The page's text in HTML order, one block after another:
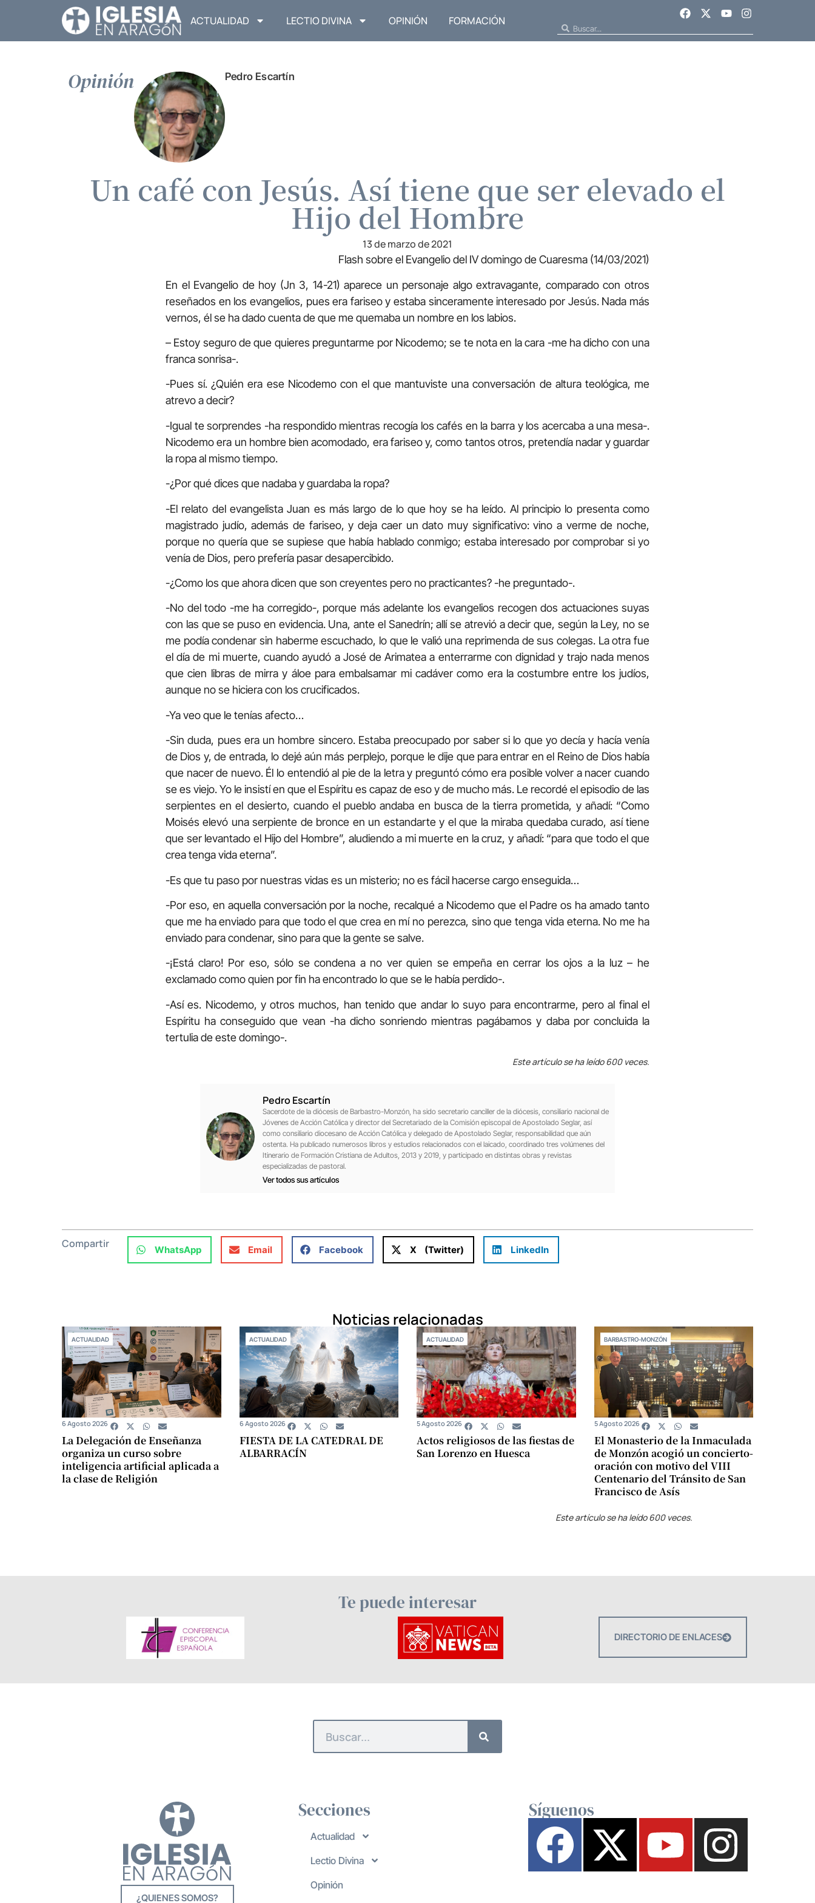
ACTUALIDAD LECTIO DIVINA OPINIÓN FORMACIÓN
Opinión Pedro Escartín
Un café con Jesús. Así tiene que ser elevado el
Hijo del Hombre
13 de marzo de 2021
Flash sobre el Evangelio del IV domingo de Cuaresma (14/03/2021)
En el Evangelio de hoy (Jn 3, 14-21) aparece un personaje algo extravagante, comparado con otros
reseñados en los evangelios, pues era fariseo y estaba sinceramente interesado por Jesús. Nada más
vernos, él se ha dado cuenta de que me quemaba un nombre en los labios.
– Estoy seguro de que quieres preguntarme por Nicodemo; se te nota en la cara -me ha dicho con una
franca sonrisa-.
-Pues sí. ¿Quién era ese Nicodemo con el que mantuviste una conversación de altura teológica, me
atrevo a decir?
-Igual te sorprendes -ha respondido mientras recogía los cafés en la barra y los acercaba a una mesa-.
Nicodemo era un hombre bien acomodado, era fariseo y, como tantos otros, pretendía nadar y guardar
la ropa al mismo tiempo.
-¿Por qué dices que nadaba y guardaba la ropa?
-El relato del evangelista Juan es más largo de lo que hoy se ha leído. Al principio lo presenta como
magistrado judío, además de fariseo, y deja caer un dato muy significativo: vino a verme de noche,
porque no quería que se supiese que había hablado conmigo; estaba interesado por comprobar si yo
venía de Dios, pero prefería pasar desapercibido.
-¿Como los que ahora dicen que son creyentes pero no practicantes? -he preguntado-.
-No del todo -me ha corregido-, porque más adelante los evangelios recogen dos actuaciones suyas
con las que se puso en evidencia. Una, ante el Sanedrín; allí se atrevió a decir que, según la Ley, no se
me podía condenar sin haberme escuchado, lo que le valió una reprimenda de sus colegas. La otra fue
el día de mi muerte, cuando ayudó a José de Arimatea a enterrarme con dignidad y trajo nada menos
que cien libras de mirra y áloe para embalsamar mi cadáver como era la costumbre entre los judíos,
aunque no se hiciera con los crucificados.
-Ya veo que le tenías afecto…
-Sin duda, pues era un hombre sincero. Estaba preocupado por saber si lo que yo decía y hacía venía
de Dios y, de entrada, lo dejé aún más perplejo, porque le dije que para entrar en el Reino de Dios había
que nacer de nuevo. Él lo entendió al pie de la letra y preguntó cómo era posible volver a nacer cuando
se es viejo. Yo le insistí en que el Espíritu es capaz de eso y de mucho más. Le recordé el episodio de las
serpientes en el desierto, cuando el pueblo andaba en busca de la tierra prometida, y añadí: “Como
Moisés elevó una serpiente de bronce en un estandarte y el que la miraba quedaba curado, así tiene
que ser levantado el Hijo del Hombre”, aludiendo a mi muerte en la cruz, y añadí: “para que todo el que
crea tenga vida eterna”.
-Es que tu paso por nuestras vidas es un misterio; no es fácil hacerse cargo enseguida…
-Por eso, en aquella conversación por la noche, recalqué a Nicodemo que el Padre os ha amado tanto
que me ha enviado para que todo el que crea en mí no perezca, sino que tenga vida eterna. No me ha
enviado para condenar, sino para que la gente se salve.
-¡Está claro! Por eso, sólo se condena a no ver quien se empeña en cerrar los ojos a la luz – he
exclamado como quien por fin ha encontrado lo que se le había perdido-.
-Así es. Nicodemo, y otros muchos, han tenido que andar lo suyo para encontrarme, pero al final el
Espíritu ha conseguido que vean -ha dicho sonriendo mientras pagábamos y daba por concluida la
tertulia de este domingo-.
Este artículo se ha leído 600 veces.
Pedro Escartín
Sacerdote de la diócesis de Barbastro-Monzón, ha sido secretario canciller de la diócesis, consiliario nacional de
Jóvenes de Acción Católica y director del Secretariado de la Comisión episcopal de Apostolado Seglar, así
como consiliario diocesano de Acción Católica y delegado de Apostolado Seglar, responsabilidad que aún
ostenta. Ha publicado numerosos libros y estudios relacionados con el laicado, coordinado tres volúmenes del
Itinerario de Formación Cristiana de Adultos, 2013 y 2019, y participado en distintas obras y revistas
especializadas de pastoral.
Ver todos sus artículos
Compartir WhatsApp Email Facebook X (Twitter) LinkedIn
Noticias relacionadas
ACTUALIDAD
La Delegación de Enseñanza
organiza un curso sobre
inteligencia artificial aplicada a
la clase de Religión
6 Agosto 2026
ACTUALIDAD
FIESTA DE LA CATEDRAL DE
ALBARRACÍN
6 Agosto 2026
ACTUALIDAD
Actos religiosos de las fiestas de
San Lorenzo en Huesca
5 Agosto 2026
BARBASTRO-MONZÓN
El Monasterio de la Inmaculada
de Monzón acogió un concierto-
oración con motivo del VIII
Centenario del Tránsito de San
Francisco de Asís
5 Agosto 2026
Este artículo se ha leído 600 veces.
Te puede interesar
DIRECTORIO DE ENLACES
¿QUIENES SOMOS?
Secciones
Actualidad
Lectio Divina
Opinión
Síguenos